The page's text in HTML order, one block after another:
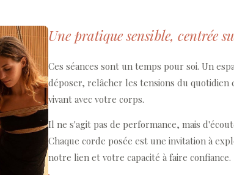
Une pratique sensible, centrée
Ces séances sont un temps pour soi. Un
déposer, relâcher les tensions du
vivant avec votre corps.
Il ne s'agit pas de performance, mais
Chaque corde posée est une invitation à
notre lien et votre capacité à faire confiance.